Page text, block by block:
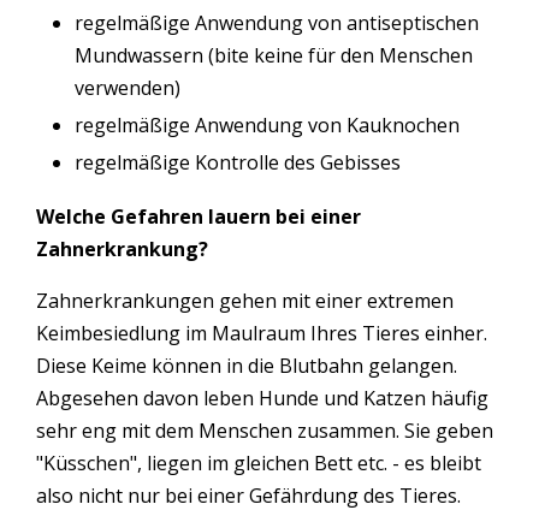
regelmäßige Anwendung von antiseptischen
Mundwassern (bite keine für den Menschen
verwenden)
regelmäßige Anwendung von Kauknochen
regelmäßige Kontrolle des Gebisses
Welche Gefahren lauern bei einer
Zahnerkrankung?
Zahnerkrankungen gehen mit einer extremen
Keimbesiedlung im Maulraum Ihres Tieres einher.
Diese Keime können in die Blutbahn gelangen.
Abgesehen davon leben Hunde und Katzen häufig
sehr eng mit dem Menschen zusammen. Sie geben
"Küsschen", liegen im gleichen Bett etc. - es bleibt
also nicht nur bei einer Gefährdung des Tieres.